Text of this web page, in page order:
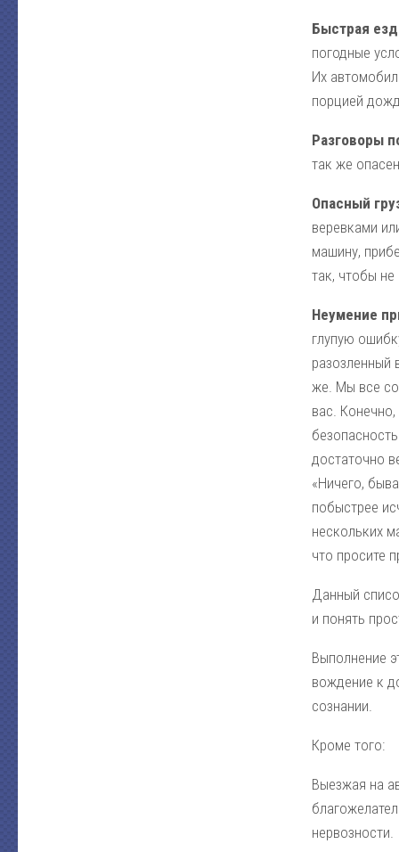
Быстрая
погодные
Их
порцией
Разговоры
так же
Опасный
веревками
машину,
так, чтобы
Неумение
глупую
разозленный
же. Мы все
вас.
достаточно
«Ничего,
побыстрее
нескольких
что просите
Данный
и понять
Выполнение
вождение к
сознании.
Кроме того:
Выезжая на
нервозности.